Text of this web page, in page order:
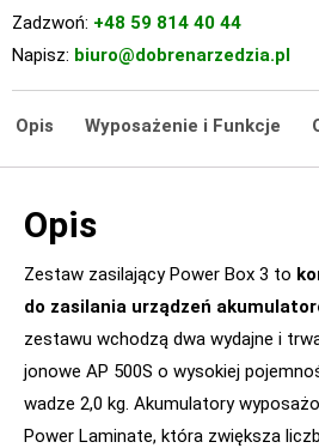
Zadzwoń: +48 59 814 40 44
Napisz: biuro@dobrenarzedzia.pl
Opis Wyposażenie i Funkcje
Opis
Zestaw zasilający Power Box 3 to
do zasilania urządzeń
zestawu wchodzą dwa wydajne i
jonowe AP 500S o wysokiej
wadze 2,0 kg. Akumulatory
Power Laminate, która zwiększa